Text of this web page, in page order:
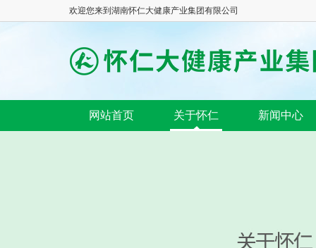
欢迎您来到湖南怀仁大健康产业集团有限公司
网站首页 关于怀仁 新闻中心